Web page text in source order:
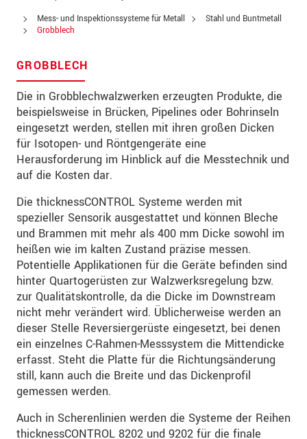
Mess- und Inspektionssysteme für Metall
Stahl und Buntmetall
Grobblech
GROBBLECH
Die in Grobblechwalzwerken erzeugten Produkte, die
beispielsweise in Brücken, Pipelines oder Bohrinseln
eingesetzt werden, stellen mit ihren großen Dicken
für Isotopen- und Röntgengeräte eine
Herausforderung im Hinblick auf die Messtechnik und
auf die Kosten dar.
Die thicknessCONTROL Systeme werden mit
spezieller Sensorik ausgestattet und können Bleche
und Brammen mit mehr als 400 mm Dicke sowohl im
heißen wie im kalten Zustand präzise messen.
Potentielle Applikationen für die Geräte befinden sind
hinter Quartogerüsten zur Walzwerksregelung bzw.
zur Qualitätskontrolle, da die Dicke im Downstream
nicht mehr verändert wird. Üblicherweise werden an
dieser Stelle Reversiergerüste eingesetzt, bei denen
ein einzelnes C-Rahmen-Messsystem die Mittendicke
erfasst. Steht die Platte für die Richtungsänderung
still, kann auch die Breite und das Dickenprofil
gemessen werden.
Auch in Scherenlinien werden die Systeme der Reihen
thicknessCONTROL 8202 und 9202 für die finale
Land *
Telefon
Email*
Nachricht*
Bitte halten Sie mich per Mail über
Produktinnovationen auf dem Laufenden
* Pflichtangaben
Wir behandeln Ihre Daten vertraulich. Bitte lesen Sie
dazu unsereDatenschutzerklärung.
SENDEN